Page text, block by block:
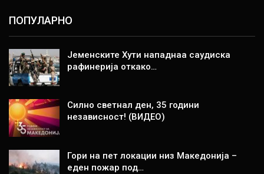
ПОПУЛАРНО
Јеменските Хути нападнаа саудиска
рафинерија откако…
Силно светнал ден, 35 години
независност! (ВИДЕО)
Гори на пет локации низ Македонија –
еден пожар под…